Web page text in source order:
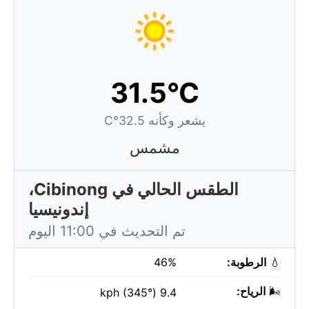
31.5°C
يشعر وكأنه 32.5°C
مشمس
الطقس الحالي في Cibinong،
إندونيسيا
تم التحديث في 11:00 اليوم
💧 الرطوبة: 46%
🌬️ الرياح: 9.4 kph (345°)